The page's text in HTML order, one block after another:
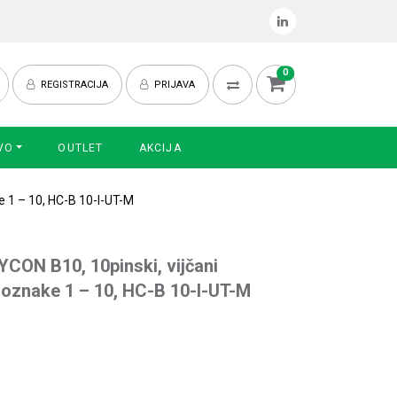
REGISTRACIJA PRIJAVA
0
OUTLET AKCIJA
– 10, HC-B 10-I-UT-M
B10, 10pinski, vijčani
1 – 10, HC-B 10-I-UT-M